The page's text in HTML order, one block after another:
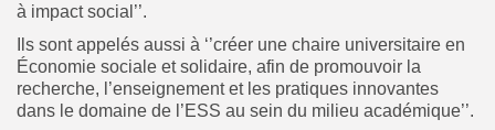
à impact social’’.
Ils sont appelés aussi à ‘’créer une chaire universitaire en
Économie sociale et solidaire, afin de promouvoir la
recherche, l’enseignement et les pratiques innovantes
dans le domaine de l’ESS au sein du milieu académique’’.